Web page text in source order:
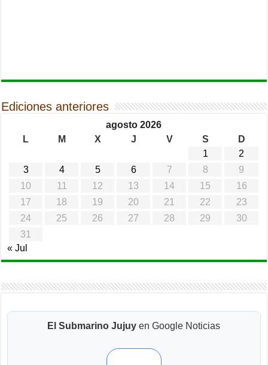
Ediciones anteriores
agosto 2026
L
M X J V S
D
1
2
3
4 5 6 7 8
9
10
11 12 13 14 15
16
17
18 19 20 21 22
23
24
25 26 27 28 29
30
31
« Jul
El Submarino Jujuy en Google Noticias